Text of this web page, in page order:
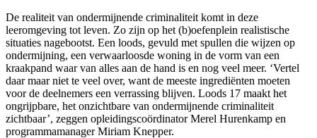
De realiteit van ondermijnende criminaliteit komt in deze
leeromgeving tot leven. Zo zijn op het (b)oefenplein realistische
situaties nagebootst. Een loods, gevuld met spullen die wijzen op
ondermijning, een verwaarloosde woning in de vorm van een
kraakpand waar van alles aan de hand is en nog veel meer. ‘Vertel
daar maar niet te veel over, want de meeste ingrediënten moeten
voor de deelnemers een verrassing blijven. Loods 17 maakt het
ongrijpbare, het onzichtbare van ondermijnende criminaliteit
zichtbaar’, zeggen opleidingscoördinator Merel Hurenkamp en
programmamanager Miriam Knepper.